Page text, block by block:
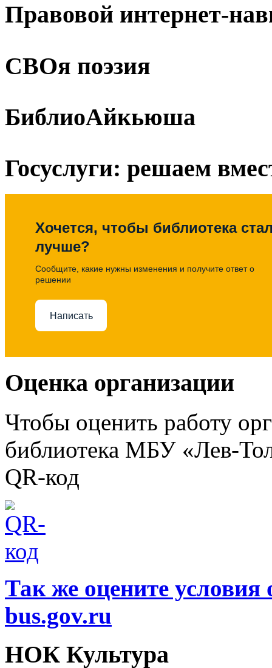
Правовой интернет-
СВОя поэзия
БиблиоАйкьюша
Госуслуги: решаем
Хочется, чтобы библиотека
лучше?
Сообщите, какие нужны изменения и получите ответ о
решении
Написать
Оценка организации
Чтобы оценить работу
библиотека МБУ «Лев-
QR-код
Так же оцените условия
bus.gov.ru
НОК Культура